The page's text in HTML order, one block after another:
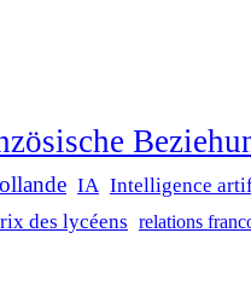
IA Intelligence
des lycéens relations